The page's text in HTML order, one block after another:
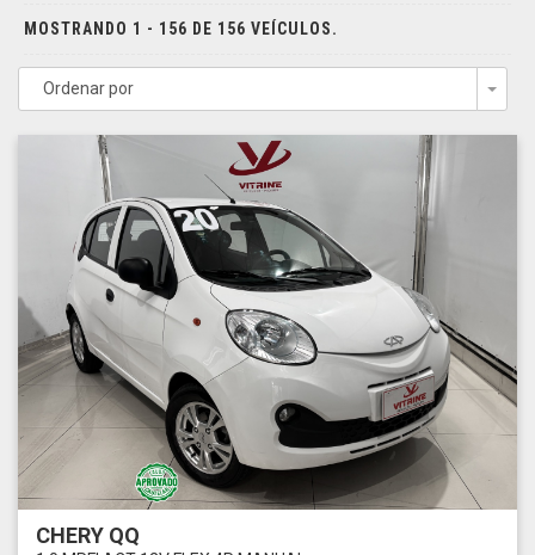
MOSTRANDO 1 - 156 DE 156 VEÍCULOS.
Ordenar por
CHERY QQ